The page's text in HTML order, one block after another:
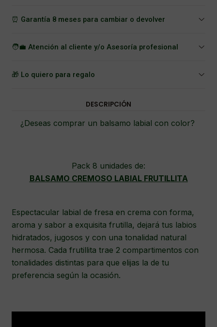
⏰ Garantía 8 meses para cambiar o devolver
🧑‍💼 Atención al cliente y/o Asesoría profesional
🎁 Lo quiero para regalo
DESCRIPCIÓN
¿Deseas comprar un balsamo labial con color?
Pack 8 unidades de:
BALSAMO CREMOSO LABIAL FRUTILLITA
Espectacular labial de fresa en crema con forma,
aroma y sabor a exquisita frutilla, dejará tus labios
hidratados, jugosos y con una tonalidad natural
hermosa. Cada frutillita trae 2 compartimentos con
tonalidades distintas para que elijas la de tu
preferencia según la ocasión.